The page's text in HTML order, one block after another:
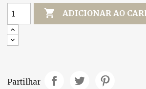
 ADICIONAR AO
Partilhar